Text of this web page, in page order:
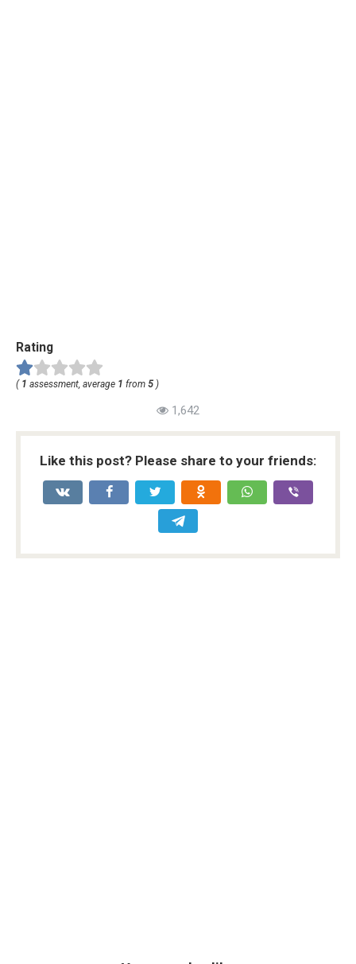
Rating
( 1 assessment, average 1 from 5 )
1,642
Like this post? Please share to your friends: